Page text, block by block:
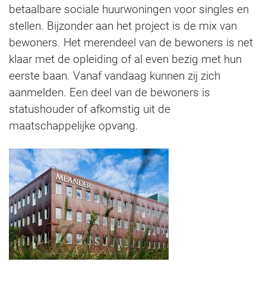
betaalbare sociale huurwoningen voor singles en
stellen. Bijzonder aan het project is de mix van
bewoners. Het merendeel van de bewoners is net
klaar met de opleiding of al even bezig met hun
eerste baan. Vanaf vandaag kunnen zij zich
aanmelden. Een deel van de bewoners is
statushouder of afkomstig uit de
maatschappelijke opvang.